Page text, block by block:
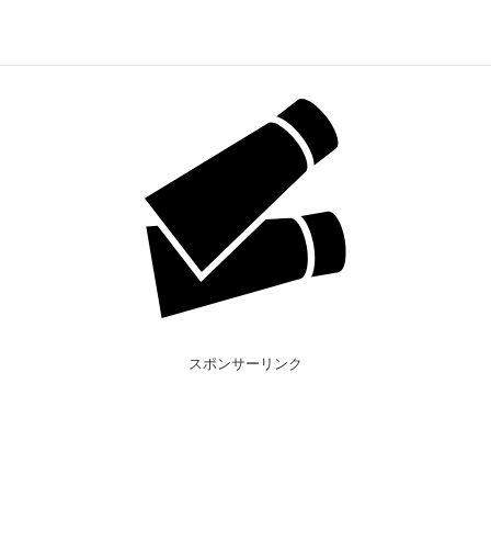
スポンサーリンク